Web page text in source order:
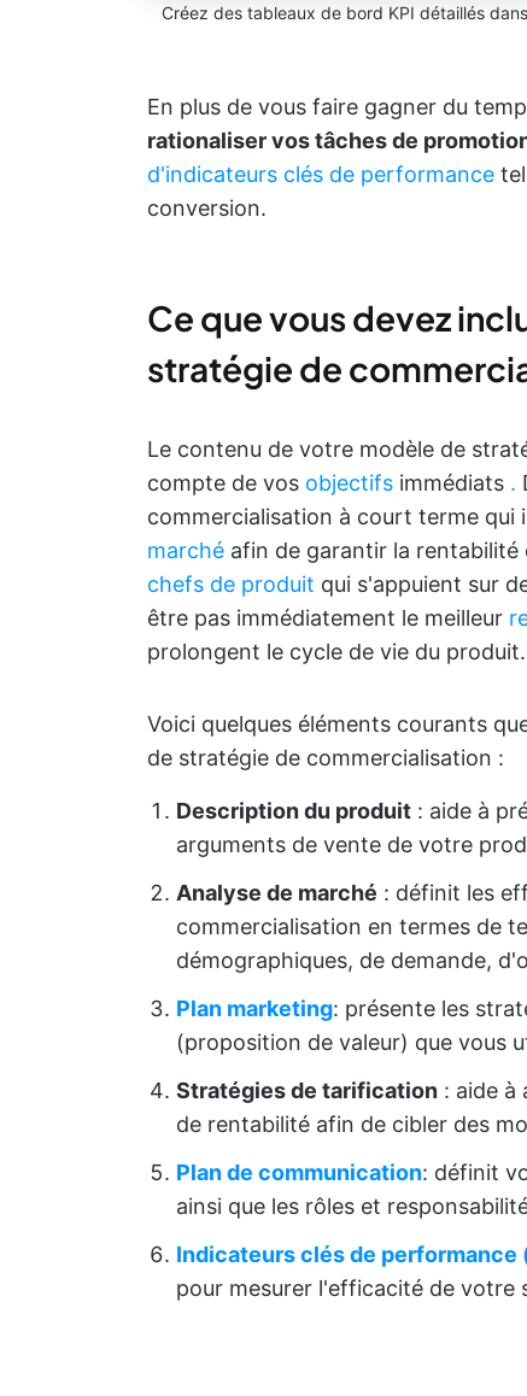
Créez des tableaux de bord KPI détaillés
En plus de vous faire gagner du
rationaliser vos tâches de
d'indicateurs clés de performance
conversion.
Ce que vous devez
stratégie de
Le contenu de votre modèle de
compte de vos objectifs immédiats .
commercialisation à court terme qui
marché afin de garantir la rentabilité
chefs de produit qui s'appuient sur
être pas immédiatement le meilleur
prolongent le cycle de vie du produit.
Voici quelques éléments courants
de stratégie de commercialisation :
Description du produit : aide à
arguments de vente de votre
Analyse de marché : définit les
commercialisation en termes de
démographiques, de demande,
Plan marketing: présente les
(proposition de valeur) que vous
Stratégies de tarification : aide à
de rentabilité afin de cibler des
Plan de communication: définit
ainsi que les rôles et
Indicateurs clés de performance
pour mesurer l'efficacité de votre